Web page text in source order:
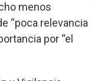
menos
“poca relevancia
por “el